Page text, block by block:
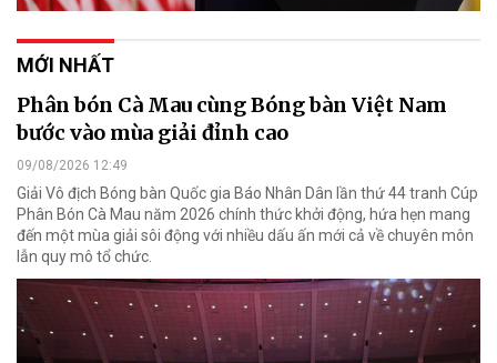
MỚI NHẤT
Phân bón Cà Mau cùng Bóng bàn Việt Nam
bước vào mùa giải đỉnh cao
09/08/2026 12:49
Giải Vô địch Bóng bàn Quốc gia Báo Nhân Dân lần thứ 44 tranh Cúp
Phân Bón Cà Mau năm 2026 chính thức khởi động, hứa hẹn mang
đến một mùa giải sôi động với nhiều dấu ấn mới cả về chuyên môn
lẫn quy mô tổ chức.